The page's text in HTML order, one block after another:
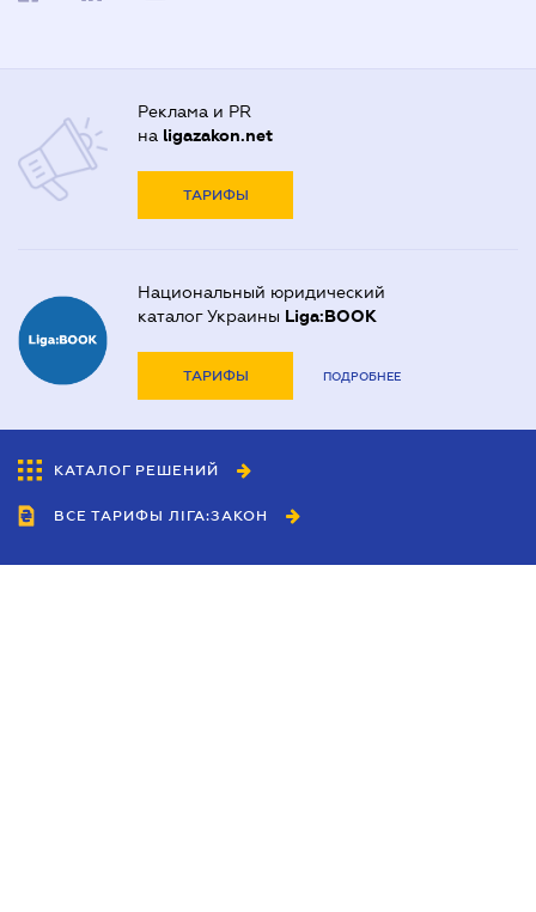
Реклама и PR
на ligazakon.net
ТАРИФЫ
Национальный юридический
каталог Украины Liga:BOOK
ТАРИФЫ ПОДРОБНЕЕ
КАТАЛОГ РЕШЕНИЙ
ВСЕ ТАРИФЫ ЛІГА:ЗАКОН